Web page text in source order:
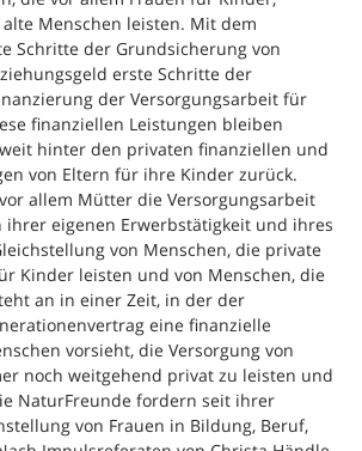
Menschen leisten. Mit dem
Schritte der Grundsicherung von
erste Schritte der
der Versorgungsarbeit für
finanziellen Leistungen bleiben
hinter den privaten finanziellen und
von Eltern für ihre Kinder zurück.
allem Mütter die Versorgungsarbeit
ihrer eigenen Erwerbstätigkeit und ihres
von Menschen, die private
Kinder leisten und von Menschen, die
an in einer Zeit, in der der
eine finanzielle
vorsieht, die Versorgung von
noch weitgehend privat zu leisten und
NaturFreunde fordern seit ihrer
von Frauen in Bildung, Beruf,